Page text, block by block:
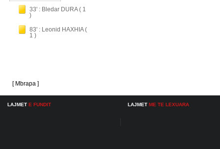
33' : Bledar DURA ( 1
)
83' : Leonid HAXHIA (
1 )
[ Mbrapa ]
LAJMET E FUNDIT LAJMET ME TE LEXUARA